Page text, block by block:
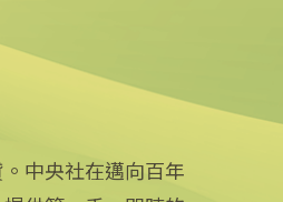
中央社在邁向百年